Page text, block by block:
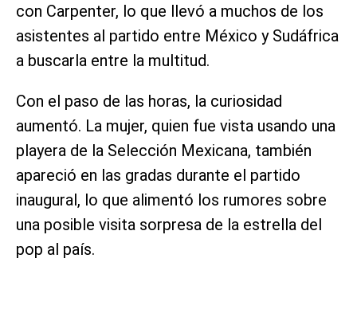
con Carpenter, lo que llevó a muchos de los
asistentes al partido entre México y Sudáfrica
a buscarla entre la multitud.
Con el paso de las horas, la curiosidad
aumentó. La mujer, quien fue vista usando una
playera de la Selección Mexicana, también
apareció en las gradas durante el partido
inaugural, lo que alimentó los rumores sobre
una posible visita sorpresa de la estrella del
pop al país.